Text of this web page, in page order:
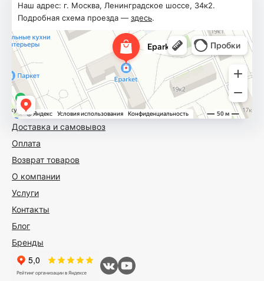
Доставка и самовывоз
Оплата
Возврат товаров
О компании
Услуги
Контакты
Блог
Бренды
Наш адрес: г. Москва, Ленинградское шоссе, 34к2.
Подробная схема проезда — здесь.